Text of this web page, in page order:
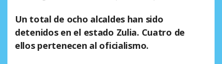
Un total de ocho alcaldes han sido
detenidos en el estado Zulia. Cuatro de
ellos pertenecen al oficialismo.